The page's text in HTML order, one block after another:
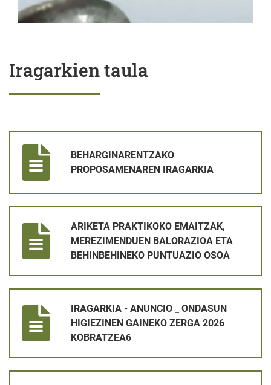
Iragarkien taula
BEHARGINARENTZAKO
PROPOSAMENAREN IRAGARKIA
ARIKETA PRAKTIKOKO EMAITZAK,
MEREZIMENDUEN BALORAZIOA ETA
BEHINBEHINEKO PUNTUAZIO OSOA
IRAGARKIA - ANUNCIO _ ONDASUN
HIGIEZINEN GAINEKO ZERGA 2026
KOBRATZEA6